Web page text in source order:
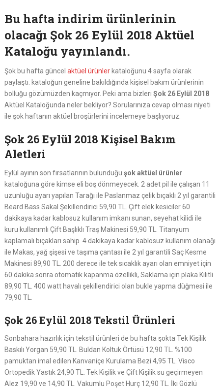
Bu hafta indirim ürünlerinin
olacağı Şok 26 Eylül 2018 Aktüel
Kataloğu yayınlandı.
Şok bu hafta güncel aktüel ürünlerkataloğunu 4 sayfa olarak
paylaştı. kataloğun geneline bakıldığında kişisel bakım ürünlerinin
bolluğu gözümüzden kaçmıyor. Peki ama bizleri Şok 26 Eylül 2018
Aktüel Kataloğunda neler bekliyor? Sorularınıza cevap olması niyeti
ile şok haftanın aktüel broşürlerini incelemeye başlıyoruz.
Şok 26 Eylül 2018 Kişisel Bakım
Aletleri
Eylül ayının son fırsatlarının bulunduğu şok aktüel ürünler
kataloğuna göre kimse eli boş dönmeyecek. 2 adet pil ile çalışan 11
uzunluğu ayarı yapılan Tarağı ile Paslanmaz çelik bıçaklı 2 yıl garantili
Beard Bass Sakal Şekillendirici 59,90 TL. Çift elek kesiciler 60
dakikaya kadar kablosuz kullanım imkanı sunan, seyehat kilidi ile
kuru kullanımlı Çift Başlıklı Traş Makinesi 59,90 TL. Titanyum
kaplamalı bıçakları sahip 4 dakikaya kadar kablosuz kullanım olanağı
ile Makas, yağ şişesi ve taşıma çantası ile 2 yıl garantili Saç Kesme
Makinesi 89,90 TL. 200 derece ile tek sıcaklık ayarı olan emniyet için
60 dakika sonra otomatik kapanma özellikli, Saklama için plaka Kilitli
89,90 TL. 400 watt havalı şekillendirici olan bukle yapma düğmesi ile
79,90 TL.
Şok 26 Eylül 2018 Tekstil Ürünleri
Sonbahara hazırlık için tekstil ürünleri de bu hafta şokta Tek Kişilik
Baskılı Yorgan 59,90 TL. Buldan Koltuk Örtüsü 12,90 TL. %100
pamuktan imal edilen Kanvaniçe Kurulama Bezi 4,95 TL. Visco
Ortopedik Yastık 24,90 TL. Tek Kişilik ve Çift Kişilik su geçirmeyen
Alez 19,90 ve 14,90 TL. Vakumlu Poşet Hurç 12,90 TL. İki Gözlü